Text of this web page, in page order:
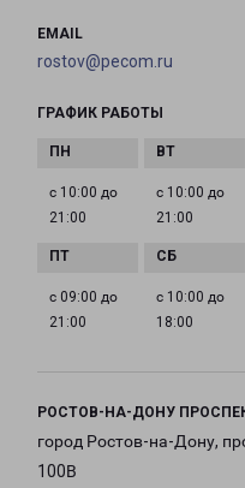
EMAIL
rostov@pecom.ru
ГРАФИК РАБОТЫ
с 10:00 до
21:00
с 10:00 до
21:00
с 09:00 до
21:00
с 10:00 до
18:00
РОСТОВ-НА-ДОНУ
город Ростов-на-Дону,
100В